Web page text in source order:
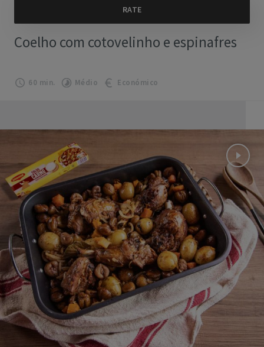
Coelho com cotovelinho e espinafres
60 min. Médio Económico